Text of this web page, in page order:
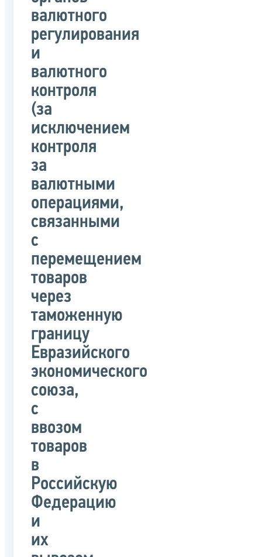
валютного
регулирования
и
валютного
контроля
(за
исключением
контроля
за
валютными
операциями,
связанными
с
перемещением
товаров
через
таможенную
границу
Евразийского
экономического
союза,
с
ввозом
товаров
в
Российскую
Федерацию
и
их